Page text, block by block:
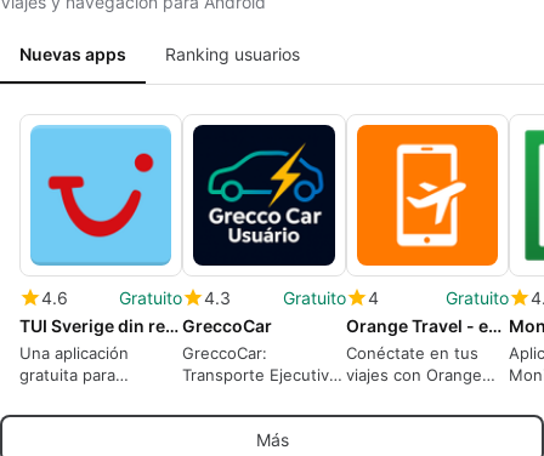
Nuevas apps Ranking usuarios
4.6
Gratuito
TUI Sverige din reseapp
Una aplicación
gratuita para
Group.
4.3
Gratuito
GreccoCar
GreccoCar:
Transporte Ejecutivo
4
Gratuito
Orange Travel - eSIM internet
Conéctate en tus
viajes con Orange
Más